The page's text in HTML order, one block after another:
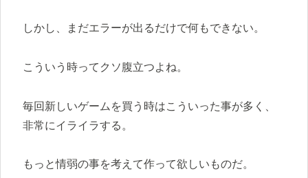
しかし、まだエラーが出るだけで何もできない。
こういう時ってクソ腹立つよね。
毎回新しいゲームを買う時はこういった事が多く、
非常にイライラする。
もっと情弱の事を考えて作って欲しいものだ。